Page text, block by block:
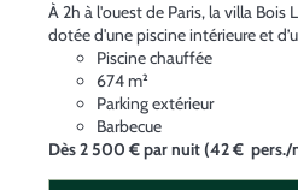
À 2h à l'ouest de Paris, la villa Bois
dotée d'une piscine intérieure et
Piscine chauffée
674 m²
Parking extérieur
Barbecue
Dès2 500 €par nuit(42 € pers./